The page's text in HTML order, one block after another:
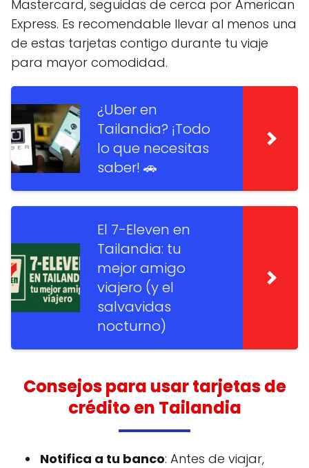
Mastercard, seguidas de cerca por American
Express. Es recomendable llevar al menos una
de estas tarjetas contigo durante tu viaje
para mayor comodidad.
¿Uber en
Tailandia? ¡Todo
lo que necesitas
saber! 🚗
El 7-Eleven en
Tailandia: tu
mejor amigo
viajero (y el
salvavidas
nocturno)
Consejos para usar tarjetas de
crédito en Tailandia
Notifica a tu banco: Antes de viajar,